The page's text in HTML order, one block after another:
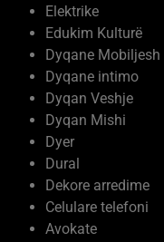
Elektrike
Edukim Kulturë
Dyqane Mobiljesh
Dyqane intimo
Dyqan Veshje
Dyqan Mishi
Dyer
Dural
Dekore arredime
Celulare telefoni
Avokate